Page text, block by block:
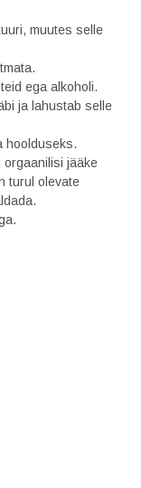
muutes selle
ega alkoholi.
ja lahustab selle
hoolduseks.
orgaanilisi jääke
turul olevate